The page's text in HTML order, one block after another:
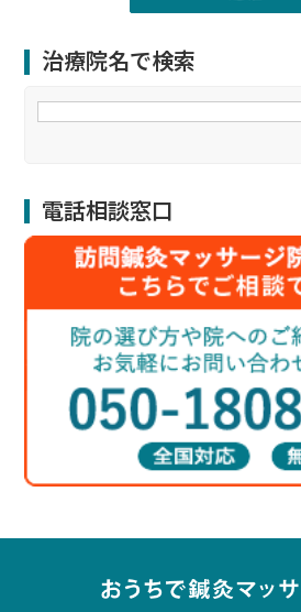
治療院名で検索
電話相談窓口